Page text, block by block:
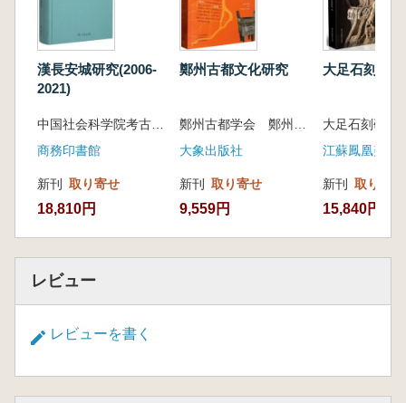
漢長安城研究(2006-
2021)
中国社会科学院考古研究所
商務印書館
新刊 取り寄せ
18,810円
鄭州古都文化研究
鄭州古都学会 鄭州嵩山文明研究院 編
大象出版社
新刊 取り寄せ
9,559円
大足石刻
大足石刻研
江蘇鳳凰美術
新刊 取り寄せ
15,840円
レビュー
レビューを書く